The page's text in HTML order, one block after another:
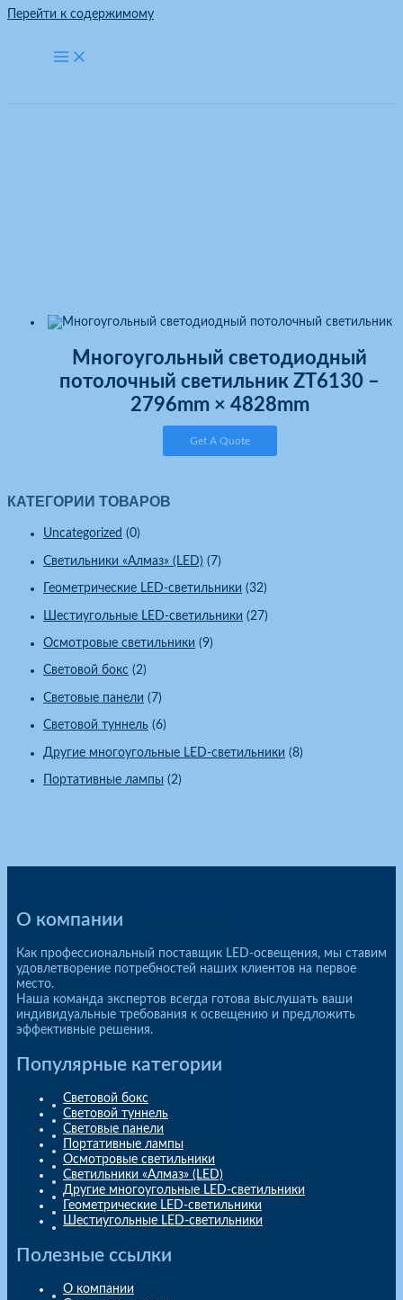
Перейти к содержимому
КАТЕГОРИИ ТОВАРОВ
Uncategorized (0)
Светильники «Алмаз» (LED) (7)
Геометрические LED-светильники (32)
Шестиугольные LED-светильники (27)
Осмотровые светильники (9)
Световой бокс (2)
Световые панели (7)
Световой туннель (6)
Другие многоугольные LED-светильники (8)
Портативные лампы (2)
Многоугольный светодиодный
потолочный светильник ZT6130 –
2796mm × 4828mm
Get A Quote
О компании
Как профессиональный поставщик LED-освещения, мы ставим
удовлетворение потребностей наших клиентов на первое
место.
Наша команда экспертов всегда готова выслушать ваши
индивидуальные требования к освещению и предложить
эффективные решения.
Популярные категории
Световой бокс
Световой туннель
Световые панели
Портативные лампы
Осмотровые светильники
Светильники «Алмаз» (LED)
Другие многоугольные LED-светильники
Геометрические LED-светильники
Шестиугольные LED-светильники
Полезные ссылки
О компании